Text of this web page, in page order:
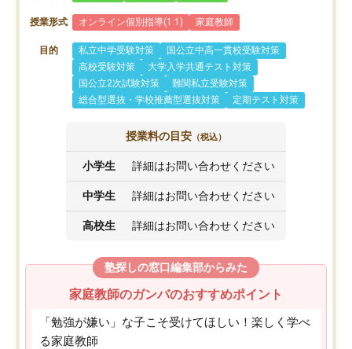
授業形式 オンライン個別指導(1:1) 家庭教師
目的 私立中学受験対策
国公立中高一貫校受験対策
高校受験対策
大学入学共通テスト対策
国公立2次試験対策
難関私立受験対策
総合型選抜・学校推薦型選抜対策
定期テスト対策
授業料の目安 （税込）
小学生 詳細はお問い合わせください
中学生 詳細はお問い合わせください
高校生 詳細はお問い合わせください
塾探しの窓口編集部からみた
家庭教師のガンバのおすすめポイント
「勉強が嫌い」な子こそ受けてほしい！楽しく学べ
る家庭教師